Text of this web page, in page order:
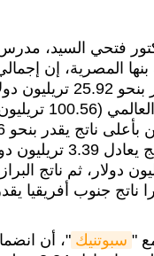
فتحي السيد،
المصرية، إن
لدول "بريكس" يقدر بنحو
25.77% من
دولار، تليها الهند
" سبوتنيك